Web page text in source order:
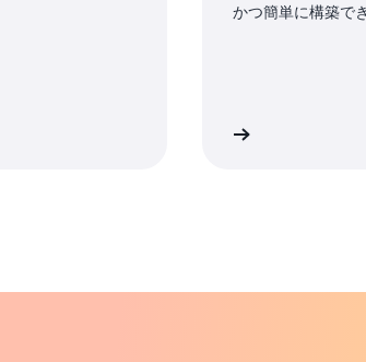
かつ簡単に構築で